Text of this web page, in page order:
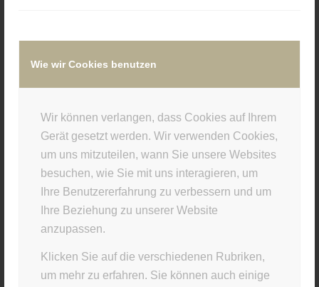
Wie wir Cookies benutzen
Wir können verlangen, dass Cookies auf Ihrem
Gerät gesetzt werden. Wir verwenden Cookies,
um uns mitzuteilen, wann Sie unsere Websites
besuchen, wie Sie mit uns interagieren, um
Ihre Benutzererfahrung zu verbessern und um
Ihre Beziehung zu unserer Website
anzupassen.
Klicken Sie auf die verschiedenen Rubriken,
um mehr zu erfahren. Sie können auch einige
6. FEBRUAR 2018
/
Eintrag teilen